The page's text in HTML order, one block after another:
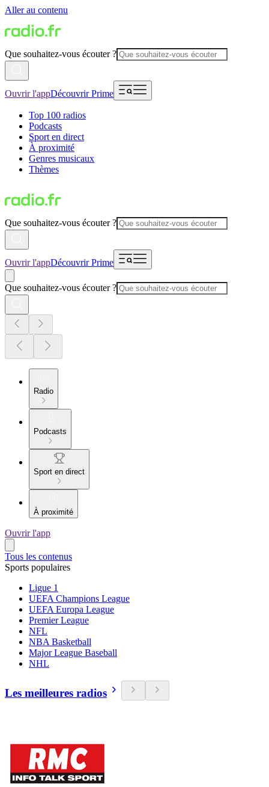
Aller au contenu
Que souhaitez-vous écouter ?
Ouvrir l'appDécouvrir Prime
Top 100 radios
Podcasts
Sport en direct
À proximité
Genres musicaux
Thèmes
Que souhaitez-vous écouter ?
Ouvrir l'appDécouvrir Prime
Que souhaitez-vous écouter ?
Radio
Podcasts
Sport en direct
À proximité
Ouvrir l'app
Tous les contenus
Sports populaires
Ligue 1
UEFA Champions League
UEFA Europa League
Premier League
NFL
NBA Basketball
Major League Baseball
NHL
Les meilleures radios